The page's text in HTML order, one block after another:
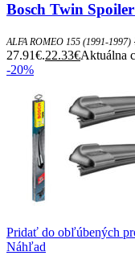
Bosch Twin
ALFA ROMEO 155 (1991-1997)
27.91€.22.33€Aktuálna
-20%
Pridať do obľúbených
Náhľad